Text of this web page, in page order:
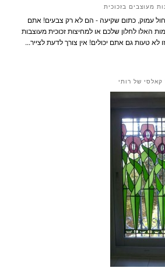
מעוצבים בזכוכית
עמוק, כתום שקיעה - הם לא רק צבעים! אתם
האלו לחלון שלכם או למחיצות זכוכית מעוצבות
טעות גם אתם יכולים! אין צורך לדעת לצייר...
קאלסי של רותי